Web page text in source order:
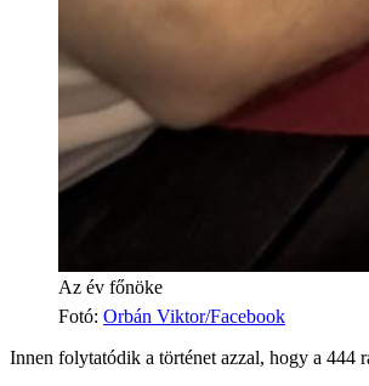
Az év főnöke
Fotó: Orbán Viktor/Facebook
Innen folytatódik a történet azzal, hogy a 444